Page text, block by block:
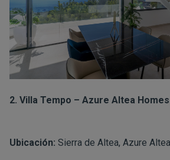
2. Villa Tempo – Azure Altea
Ubicación: Sierra de Altea, Azure